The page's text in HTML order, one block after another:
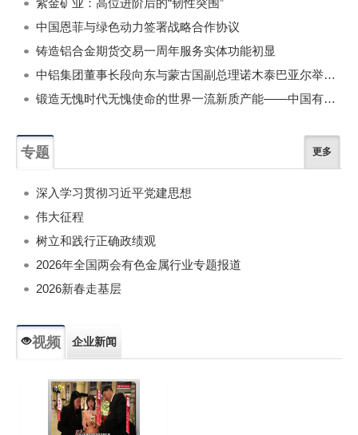
中国恩菲与绿色动力签署战略合作协议
铸造铝合金期货交易一周年服务实体功能初显
中铝集团董事长段向东与蒙古国副总理诺木泰巴亚尔举行会谈
锻造无愧时代无愧使命的世界一流新质产能——中国有色金属工业的战略应对与破局之道（二）
专题 更多
深入学习贯彻习近平党建思想
伟大征程
树立和践行正确政绩观
2026年全国两会有色金属行业专题报道
2026新春走基层
视频 企业新闻